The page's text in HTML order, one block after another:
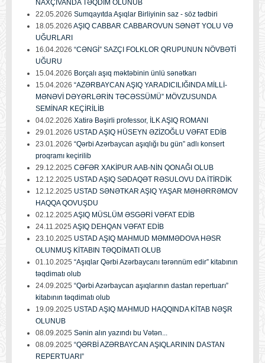
NAXÇIVANDA TƏQDİM OLUNUB
22.05.2026 Sumqayıtda Aşıqlar Birliyinin saz - söz tədbiri
18.05.2026 AŞIQ CABBAR CABBAROVUN SƏNƏT YOLU VƏ
UĞURLARI
16.04.2026 “CƏNGİ” SAZÇI FOLKLOR QRUPUNUN NÖVBƏTİ
UĞURU
15.04.2026 Borçalı aşıq məktəbinin ünlü sənətkarı
15.04.2026 “AZƏRBAYCAN AŞIQ YARADICILIĞINDA MİLLİ-
MƏNƏVİ DƏYƏRLƏRİN TƏCƏSSÜMÜ” MÖVZUSUNDA
SEMİNAR KEÇİRİLİB
04.02.2026 Xatirə Bəşirli professor, İLK AŞIQ ROMANI
29.01.2026 USTAD AŞIQ HÜSEYN ƏZİZOĞLU VƏFAT EDİB
23.01.2026 “Qərbi Azərbaycan aşıqlığı bu gün” adlı konsert
proqramı keçirilib
29.12.2025 CƏFƏR XAKİPUR AAB-NİN QONAĞI OLUB
12.12.2025 USTAD AŞIQ SƏDAQƏT RƏSULOVU DA İTİRDİK
12.12.2025 USTAD SƏNƏTKAR AŞIQ YAŞAR MƏHƏRRƏMOV
HAQQA QOVUŞDU
02.12.2025 AŞIQ MÜSLÜM ƏSGƏRİ VƏFAT EDİB
24.11.2025 AŞIQ DEHQAN VƏFAT EDİB
23.10.2025 USTAD AŞIQ MAHMUD MƏMMƏDOVA HƏSR
OLUNMUŞ KİTABIN TƏQDİMATI OLUB
01.10.2025 “Aşıqlar Qərbi Azərbaycanı tərənnüm edir” kitabının
təqdimatı olub
24.09.2025 “Qərbi Azərbaycan aşıqlarının dastan repertuarı”
kitabının təqdimatı olub
19.09.2025 USTAD AŞIQ MAHMUD HAQQINDA KİTAB NƏŞR
OLUNUB
08.09.2025 Sənin alın yazındı bu Vətən...
08.09.2025 “QƏRBİ AZƏRBAYCAN AŞIQLARININ DASTAN
REPERTUARI”